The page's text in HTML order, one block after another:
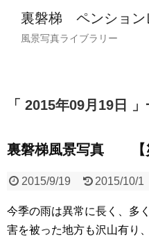
裏磐梯 ペンショ
風景写真ライブラリー
2015年09月19日
裏磐梯風景写真 【
2015/9/19 2015/10/1
今季の雨は異常に長く、多
害を被った地方も沢山有り